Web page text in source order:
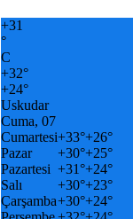
+31
°
C
+32°
+24°
Uskudar
Cuma, 07
Cumartesi+33°+26°
Pazar
+30°+25°
Pazartesi +31°+24°
Salı
+30°+23°
Çarşamba+30°+24°